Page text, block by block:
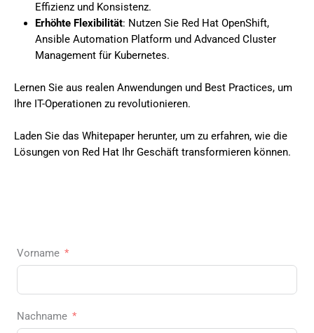
Effizienz und Konsistenz.
Erhöhte Flexibilität: Nutzen Sie Red Hat OpenShift,
Ansible Automation Platform und Advanced Cluster
Management für Kubernetes.
Lernen Sie aus realen Anwendungen und Best Practices, um
Ihre IT-Operationen zu revolutionieren.
Laden Sie das Whitepaper herunter, um zu erfahren, wie die
Lösungen von Red Hat Ihr Geschäft transformieren können.
Vorname
Nachname